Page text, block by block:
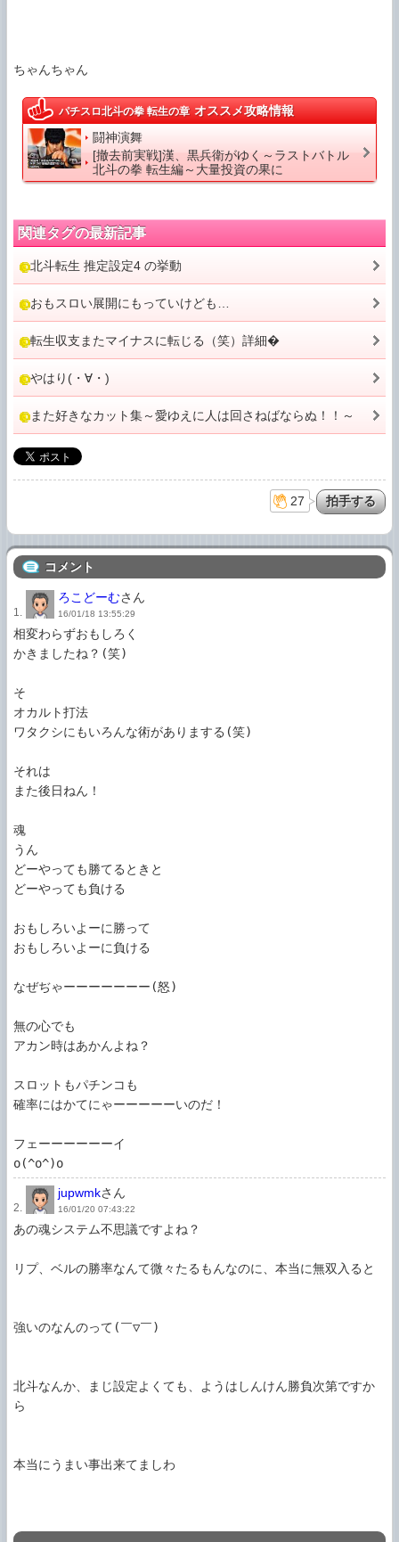
ちゃんちゃん
パチスロ北斗の拳 転生の章 オススメ攻略情報
闘神演舞
[撤去前実戦]漢、黒兵衛がゆく～ラストバトル
北斗の拳 転生編～大量投資の果に
関連タグの最新記事
北斗転生 推定設定4 の挙動
おもスロい展開にもっていけども…
転生収支またマイナスに転じる（笑）詳細�
やはり(・∀・)
また好きなカット集～愛ゆえに人は回さねばならぬ！！～
27
コメント
1.
ろこどーむさん
16/01/18 13:55:29
相変わらずおもしろく
かきましたね？(笑)
そ
オカルト打法
ワタクシにもいろんな術がありまする(笑)
それは
また後日ねん！
魂
うん
どーやっても勝てるときと
どーやっても負ける
おもしろいよーに勝って
おもしろいよーに負ける
なぜぢゃーーーーーーー(怒)
無の心でも
アカン時はあかんよね？
スロットもパチンコも
確率にはかてにゃーーーーーいのだ！
フェーーーーーーイ
o(^o^)o
2.
jupwmkさん
16/01/20 07:43:22
あの魂システム不思議ですよね？
リプ、ベルの勝率なんて微々たるもんなのに、本当に無双入ると
強いのなんのって(￣▽￣)
北斗なんか、まじ設定よくても、ようはしんけん勝負次第ですか
ら
本当にうまい事出来てましわ